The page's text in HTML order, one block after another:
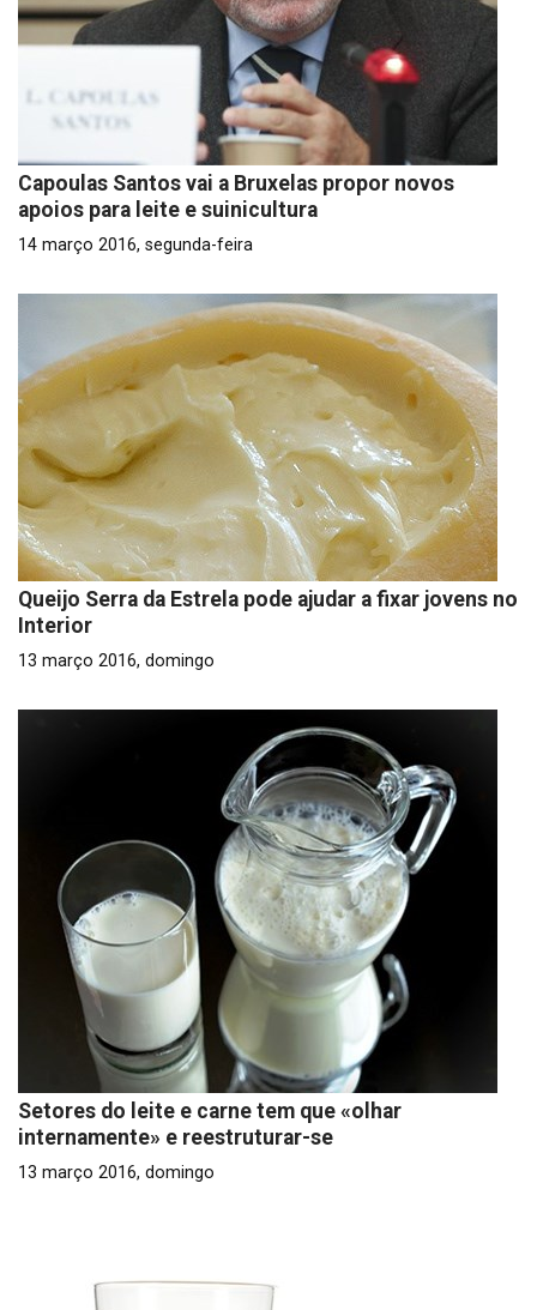
Capoulas Santos vai a Bruxelas propor novos
apoios para leite e suinicultura
14 março 2016, segunda-feira
Queijo Serra da Estrela pode ajudar a fixar jovens no
Interior
13 março 2016, domingo
Setores do leite e carne tem que «olhar
internamente» e reestruturar-se
13 março 2016, domingo